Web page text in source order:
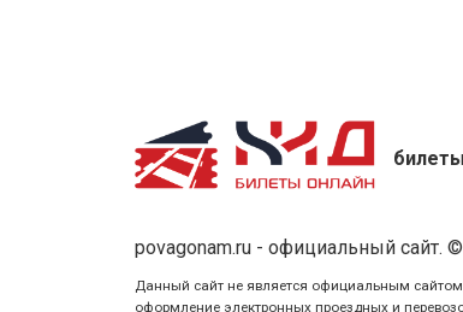
билеты
povagonam.ru - официальный сайт.
Данный сайт не является официальным
оформление электронных проездных и